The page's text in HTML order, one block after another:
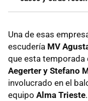
Una de esas
escudería MV
que esta
Aegerter y Stefano
involucrado en el
equipo Alma Trieste.